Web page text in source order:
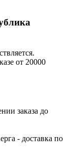
от 20000
заказа до
- доставка по